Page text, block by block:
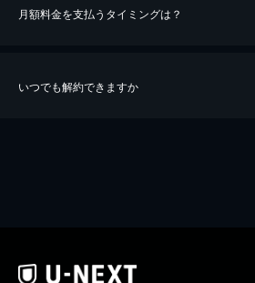
※40％ポイント還元の対象は、クレジットカード決済に
月額料金を支払うタイミングは？
いつでも解約できますか